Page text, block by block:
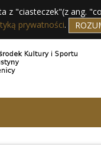
z "ciasteczek"(z ang.
prywatności.